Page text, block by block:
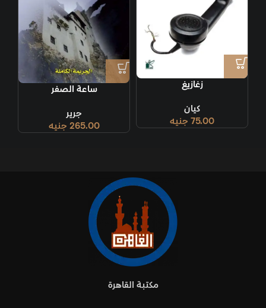
زغازيغ
كيان
75.00 جنيه
ساعة الصفر
جرير
265.00 جنيه
مكتبة القاهرة